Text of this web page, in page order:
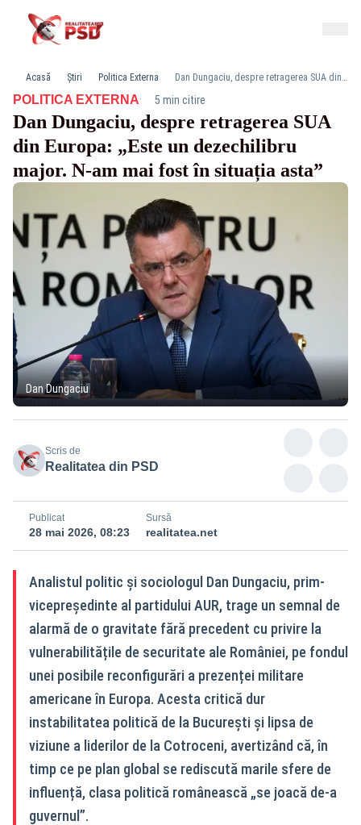
Acasă Știri Politica Externa Dan Dungaciu, despre retragerea SUA din Europa: „Este un dezechilibru major. N-am mai fost în situația asta”
POLITICA EXTERNA· 5 min citire
Dan Dungaciu, despre retragerea SUA
din Europa: „Este un dezechilibru
major. N-am mai fost în situația asta”
Dan Dungaciu
Scris de
Realitatea din PSD
Publicat
28 mai 2026, 08:23
Sursă
realitatea.net
Analistul politic și sociologul Dan Dungaciu, prim-
vicepreședinte al partidului AUR, trage un semnal de
alarmă de o gravitate fără precedent cu privire la
vulnerabilitățile de securitate ale României, pe fondul
unei posibile reconfigurări a prezenței militare
americane în Europa. Acesta critică dur
instabilitatea politică de la București și lipsa de
viziune a liderilor de la Cotroceni, avertizând că, în
timp ce pe plan global se rediscută marile sfere de
influență, clasa politică românească „se joacă de-a
guvernul”.